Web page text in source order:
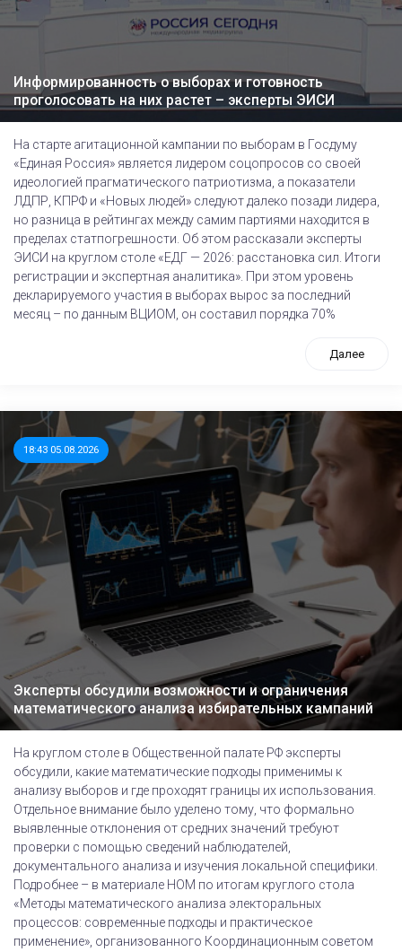
Информированность о выборах и готовность
проголосовать на них растет – эксперты ЭИСИ
На старте агитационной кампании по выборам в Госдуму
«Единая Россия» является лидером соцопросов со своей
идеологией прагматического патриотизма, а показатели
ЛДПР, КПРФ и «Новых людей» следуют далеко позади лидера,
но разница в рейтингах между самим партиями находится в
пределах статпогрешности. Об этом рассказали эксперты
ЭИСИ на круглом столе «ЕДГ — 2026: расстановка сил. Итоги
регистрации и экспертная аналитика». При этом уровень
декларируемого участия в выборах вырос за последний
месяц – по данным ВЦИОМ, он составил порядка 70%
Далее
18:43 05.08.2026
Эксперты обсудили возможности и ограничения
математического анализа избирательных кампаний
На круглом столе в Общественной палате РФ эксперты
обсудили, какие математические подходы применимы к
анализу выборов и где проходят границы их использования.
Отдельное внимание было уделено тому, что формально
выявленные отклонения от средних значений требуют
проверки с помощью сведений наблюдателей,
документального анализа и изучения локальной специфики.
Подробнее – в материале НОМ по итогам круглого стола
«Методы математического анализа электоральных
процессов: современные подходы и практическое
применение», организованного Координационным советом